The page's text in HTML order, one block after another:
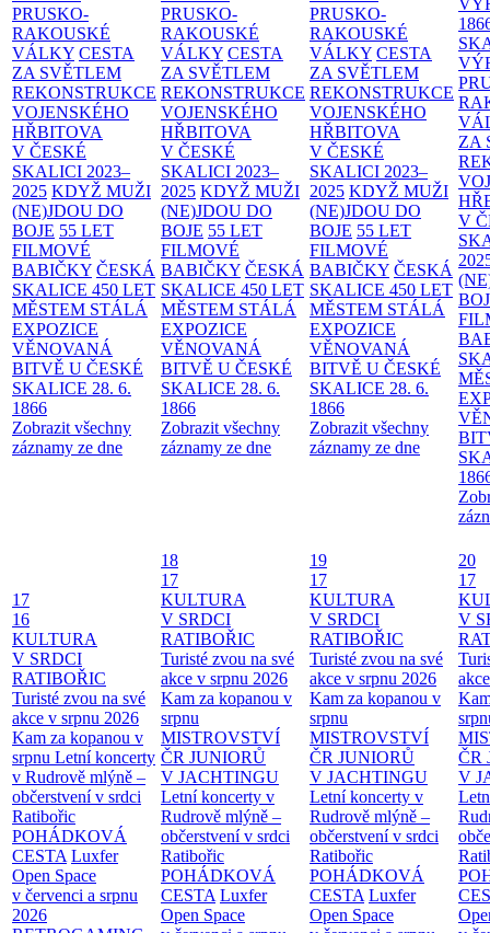
PRUSKO-
RAKOUSKÉ
VÁLKY CESTA
ZA SVĚTLEM
REKONSTRUKCE
VOJENSKÉHO
HŘBITOVA
V ČESKÉ
SKALICI 2023–
2025 KDYŽ MUŽI
(NE)JDOU DO
BOJE 55 LET
FILMOVÉ
BABIČKY ČESKÁ
SKALICE 450 LET
MĚSTEM STÁLÁ
EXPOZICE
VĚNOVANÁ
BITVĚ U ČESKÉ
SKALICE 28. 6.
1866
Zobrazit všechny
záznamy ze dne
PRUSKO-
RAKOUSKÉ
VÁLKY CESTA
ZA SVĚTLEM
REKONSTRUKCE
VOJENSKÉHO
HŘBITOVA
V ČESKÉ
SKALICI 2023–
2025 KDYŽ MUŽI
(NE)JDOU DO
BOJE 55 LET
FILMOVÉ
BABIČKY ČESKÁ
SKALICE 450 LET
MĚSTEM STÁLÁ
EXPOZICE
VĚNOVANÁ
BITVĚ U ČESKÉ
SKALICE 28. 6.
1866
Zobrazit všechny
záznamy ze dne
PRUSKO-
RAKOUSKÉ
VÁLKY CESTA
ZA SVĚTLEM
REKONSTRUKCE
VOJENSKÉHO
HŘBITOVA
V ČESKÉ
SKALICI 2023–
2025 KDYŽ MUŽI
(NE)JDOU DO
BOJE 55 LET
FILMOVÉ
BABIČKY ČESKÁ
SKALICE 450 LET
MĚSTEM STÁLÁ
EXPOZICE
VĚNOVANÁ
BITVĚ U ČESKÉ
SKALICE 28. 6.
1866
Zobrazit všechny
záznamy ze dne
ZA
V
17
16
KULTURA
V SRDCI
RATIBOŘIC
Turisté zvou na své
akce v srpnu 2026
Kam za kopanou v
srpnu Letní koncerty
v Rudrově mlýně –
občerstvení v srdci
Ratibořic
POHÁDKOVÁ
CESTA Luxfer
Open Space
v červenci a srpnu
2026
18
17
KULTURA
V SRDCI
RATIBOŘIC
Turisté zvou na své
akce v srpnu 2026
Kam za kopanou v
srpnu
MISTROVSTVÍ
ČR JUNIORŮ
V JACHTINGU
Letní koncerty v
Rudrově mlýně –
občerstvení v srdci
Ratibořic
POHÁDKOVÁ
CESTA Luxfer
Open Space
19
17
KULTURA
V SRDCI
RATIBOŘIC
Turisté zvou na své
akce v srpnu 2026
Kam za kopanou v
srpnu
MISTROVSTVÍ
ČR JUNIORŮ
V JACHTINGU
Letní koncerty v
Rudrově mlýně –
občerstvení v srdci
Ratibořic
POHÁDKOVÁ
CESTA Luxfer
Open Space
20
17
V
ČR
V